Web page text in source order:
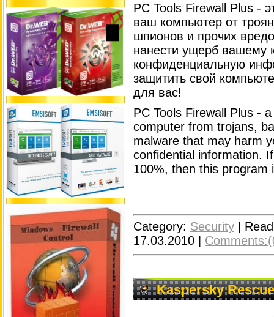
PC Tools Firewall Plus -
ваш компьютер от
шпионов и прочих
нанести ущерб вашему
конфиденциальную
защитить свой
для вас!
PC Tools Firewall Plus -
computer from trojans,
malware that may harm
confidential information.
100%, then this program
Category: Security |
17.03.2010 |
Kaspersky